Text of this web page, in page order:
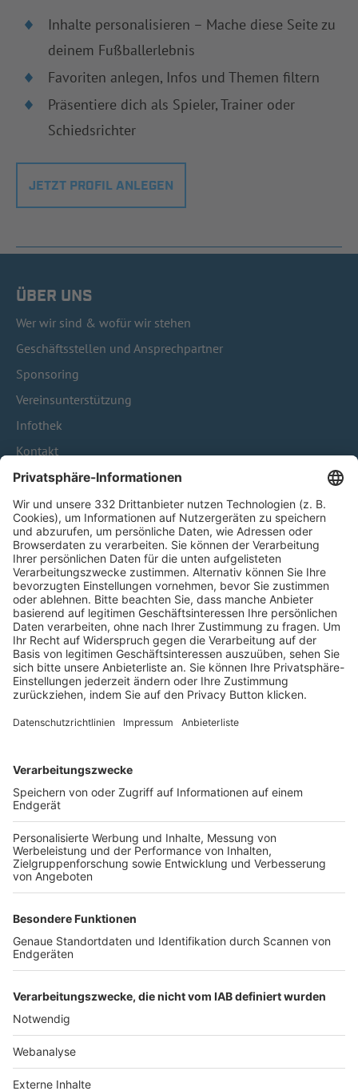
Inhalte personalisieren – Mache diese Seite zu
deinem Fußballerlebnis
Favoriten anlegen, Infos und Themen filtern
Präsentiere dich als Spieler, Trainer oder
Schiedsrichter
JETZT PROFIL ANLEGEN
ÜBER UNS
Wer wir sind & wofür wir stehen
Geschäftsstellen und Ansprechpartner
Sponsoring
Vereinsunterstützung
Infothek
Kontakt
HÄUFIG BESUCHTE SEITEN
Pässe und Vereinswechsel
Trainerausbildung
Schulungsangebot Vereinsmitarbeiter
BFV-Geschäftsstellen
Trainerbörse
Login SpielPlus
FOLGE DEM BFV
TOP-VEREINE
TOP-PARTNER
Nutzungsbedingungen Datenschutz Impressum